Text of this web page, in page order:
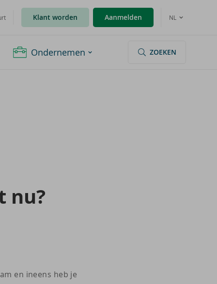
Klant worden Aanmelden NL
Ondernemen ZOEKEN
nu?
en ineens heb je